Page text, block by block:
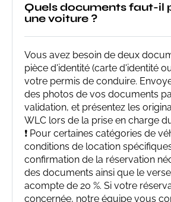
Quels documents faut-il
une voiture ?
Vous avez besoin de deux
pièce d'identité (carte d'identité
votre permis de conduire.
des photos de vos documents
validation, et présentez les
WLC lors de la prise en charge
❗ Pour certaines catégories de
conditions de location
confirmation de la réservation
des documents ainsi que le
acompte de 20 %. Si votre
concernée, notre équipe vous